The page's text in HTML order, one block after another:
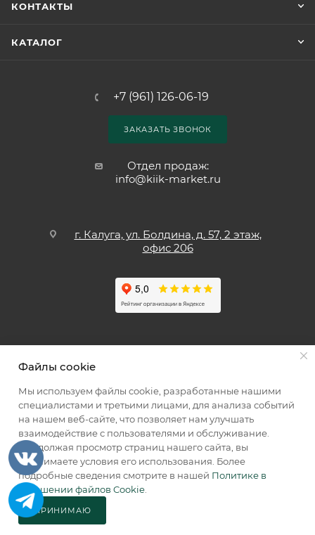
КОНТАКТЫ
КАТАЛОГ
+7 (961) 126-06-19
ЗАКАЗАТЬ ЗВОНОК
Отдел продаж:
info@kiik-market.ru
г. Калуга, ул. Болдина, д. 57, 2 этаж,
офис 206
Мы принимаем к оплате
2026 © КИИК МАРКЕТ
Файлы cookie
Мы используем файлы cookie, разработанные нашими
специалистами и третьими лицами, для анализа событий
на нашем веб-сайте, что позволяет нам улучшать
взаимодействие с пользователями и обслуживание.
Продолжая просмотр страниц нашего сайта, вы
принимаете условия его использования. Более
подробные сведения смотрите в нашей Политике в
отношении файлов Cookie
ПРИНИМАЮ